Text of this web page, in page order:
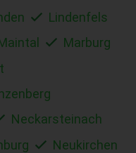
Lindenfels
Marburg
Neckarsteinach
Neukirchen